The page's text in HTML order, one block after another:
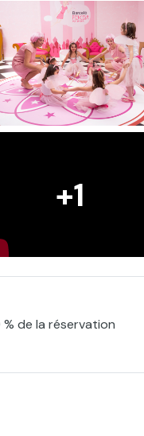
+1
de la réservation